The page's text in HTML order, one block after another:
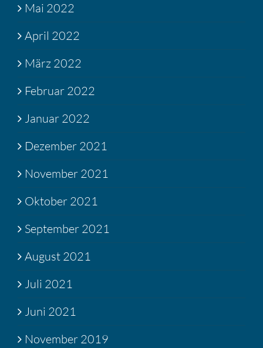
Mai 2022
April 2022
März 2022
Februar 2022
Januar 2022
Dezember 2021
November 2021
Oktober 2021
September 2021
August 2021
Juli 2021
Juni 2021
November 2019